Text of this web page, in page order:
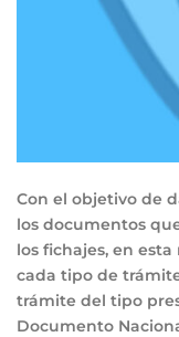
Con el objetivo de
los documentos
los fichajes, en
cada tipo de
trámite del tipo
Documento